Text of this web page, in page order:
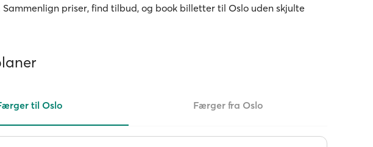
priser, find tilbud, og book billetter til Oslo uden skjulte
til Oslo Færger fra Oslo